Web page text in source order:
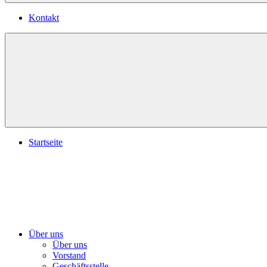
Kontakt
Startseite
Über uns
Über uns
Vorstand